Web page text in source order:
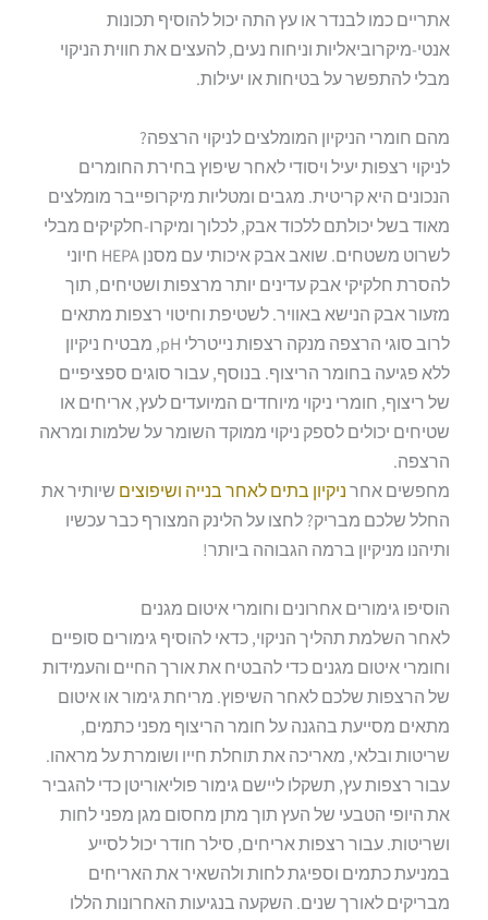
אתריים כמו לבנדר או עץ התה יכול להוסיף תכונות
אנטי-מיקרוביאליות וניחוח נעים, להעצים את חווית הניקוי
מבלי להתפשר על בטיחות או יעילות.
מהם חומרי הניקיון המומלצים לניקוי הרצפה?
לניקוי רצפות יעיל ויסודי לאחר שיפוץ בחירת החומרים
הנכונים היא קריטית. מגבים ומטליות מיקרופייבר מומלצים
מאוד בשל יכולתם ללכוד אבק, לכלוך ומיקרו-חלקיקים מבלי
לשרוט משטחים. שואב אבק איכותי עם מסנן HEPA חיוני
להסרת חלקיקי אבק עדינים יותר מרצפות ושטיחים, תוך
מזעור אבק הנישא באוויר. לשטיפת וחיטוי רצפות מתאים
לרוב סוגי הרצפה מנקה רצפות נייטרלי pH, מבטיח ניקיון
ללא פגיעה בחומר הריצוף. בנוסף, עבור סוגים ספציפיים
של ריצוף, חומרי ניקוי מיוחדים המיועדים לעץ, אריחים או
שטיחים יכולים לספק ניקוי ממוקד השומר על שלמות ומראה
הרצפה.
מחפשים אחרניקיון בתים לאחר בנייה ושיפוצים שיותיר את
החלל שלכם מבריק? לחצו על הלינק המצורף כבר עכשיו
ותיהנו מניקיון ברמה הגבוהה ביותר!
הוסיפו גימורים אחרונים וחומרי איטום מגנים
לאחר השלמת תהליך הניקוי, כדאי להוסיף גימורים סופיים
וחומרי איטום מגנים כדי להבטיח את אורך החיים והעמידות
של הרצפות שלכם לאחר השיפוץ. מריחת גימור או איטום
מתאים מסייעת בהגנה על חומר הריצוף מפני כתמים,
שריטות ובלאי, מאריכה את תוחלת חייו ושומרת על מראהו.
עבור רצפות עץ, תשקלו ליישם גימור פוליאוריטן כדי להגביר
את היופי הטבעי של העץ תוך מתן מחסום מגן מפני לחות
ושריטות. עבור רצפות אריחים, סילר חודר יכול לסייע
במניעת כתמים וספיגת לחות ולהשאיר את האריחים
מבריקים לאורך שנים. השקעה בנגיעות האחרונות הללו